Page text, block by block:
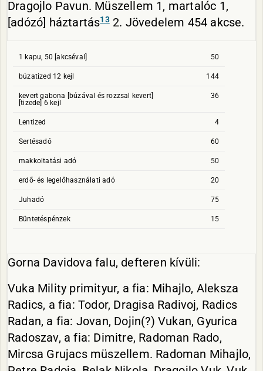
Dragojlo Pavun. Müszellem 1, martalóc 1,
[adózó] háztartás132. Jövedelem 454 akcse.
1 kapu, 50 [akcséval] 50
búzatized 12 kejl 144
kevert gabona [búzával és rozzsal kevert]
[tizede] 6 kejl
36
Lentized 4
Sertésadó 60
makkoltatási adó 50
erdő- és legelőhasználati adó 20
Juhadó 75
Büntetéspénzek 15
Gorna Davidova falu, defteren kívüli:
Vuka Mility primityur, a fia: Mihajlo, Aleksza
Radics, a fia: Todor, Dragisa Radivoj, Radics
Radan, a fia: Jovan, Dojin(?) Vukan, Gyurica
Radoszav, a fia: Dimitre, Radoman Rado,
Mircsa Grujacs müszellem. Radoman Mihajlo,